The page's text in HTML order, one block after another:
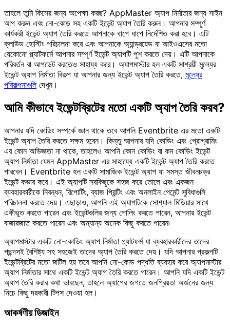
তাহলে তুমি কিসের জন্য অপেক্ষা করছ? AppMaster অ্যাপ নির্মাতার জন্য সাইন
আপ করুন এবং নো-কোড সহ একটি ইভেন্ট অ্যাপ তৈরি করুন। আপনার সম্পূর্ণ
কার্যকরী ইভেন্ট অ্যাপ তৈরি করতে আপনাকে ধাপে ধাপে নির্দেশিত করা হবে। এটি
ক্লাউড হোস্টিং পরিচালনা করে এবং আপনাকে অ্যান্ড্রয়েড বা আইওএসের মতো
যেকোনো প্ল্যাটফর্মে আপনার সম্পূর্ণ ইভেন্ট অ্যাপটি পুশ করতে দেয়। এটি আপনাকে
পরিবর্তন বা আপডেট করতেও সাহায্য করে। অ্যাপমাস্টার হল একটি সাশ্রয়ী মূল্যের
ইভেন্ট অ্যাপ নির্মাতা বিকল্প যা আপনার জন্য ইভেন্ট অ্যাপ তৈরি করতে, মূল্যের
পরিকল্পনাগুলিদেখুন।
আমি কীভাবে ইভেন্টব্রিটের মতো একটি অ্যাপ তৈরি করব?
আপনার যদি কোডিং সম্পর্কে জ্ঞান থাকে তবে আপনি Eventbrite এর মতো একটি
ইভেন্ট অ্যাপ তৈরি করতে সক্ষম হবেন। কিন্তু আপনার যদি কোডিং এবং প্রোগ্রামিং
এর কোন অভিজ্ঞতা না থাকে, তাহলেও আপনি কোন কোডিং বা কম কোডিং ইভেন্ট
অ্যাপ নির্মাতা যেমন AppMaster এর সাহায্যে একটি ইভেন্ট অ্যাপ তৈরি করতে
পারবেন। Eventbrite হল একটি সামাজিক ইভেন্ট অ্যাপ যা সমস্ত জীবনচক্র
ইভেন্ট কভার করে। এই অ্যাপটি সবকিছুকে সহজ করে তোলে এবং একজন
ব্যবহারকারীকে নিবন্ধন, রিপোর্টিং, ব্যাজ প্রিন্টিং এবং অনলাইন পেমেন্ট সুবিধাগুলি
পরিচালনা করতে দেয়। এছাড়াও, আপনি এই অ্যাপটিকে সোশ্যাল মিডিয়ার সাথে
একীভূত করতে পারেন এবং ইভেন্টগুলির জন্য পোলিং করতে পারেন, আপনার ইভেন্ট
বাজারজাত করতে পারেন এবং অন্যান্য অনেক কিছু করতে পারেন৷
অ্যাপমাস্টার একটি নো-কোডিং অ্যাপ নির্মাতা প্ল্যাটফর্ম যা ব্যবহারকারীদের তাদের
পছন্দসই বৈশিষ্ট্য সহ সহজেই তাদের অ্যাপ তৈরি করতে দেয়। যদি আপনার প্রকল্পটি
ইভেন্টব্রিটের মতো জটিল হয় তবে আপনি নো-কোড পদ্ধতি ব্যবহার করে অ্যাপমাস্টার
অ্যাপ নির্মাতার সাথে একটি ইভেন্ট অ্যাপ তৈরি করতে পারেন। আপনি যদি একটি ইভেন্ট
অ্যাপ তৈরি করার কথা ভাবছেন, তাহলে অ্যাপের জগতে জনপ্রিয়তা অর্জনের জন্য
নিচে কিছু দরকারী টিপস দেওয়া হল।
আকর্ষণীয় ডিজাইন